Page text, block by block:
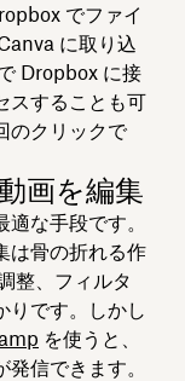
でファイ
に取り込
Dropbox に接
スすることも可
のクリックで
画を編集
な手段です。
は骨の折れる作
整、フィルタ
りです。しかし
を使うと、
信できます。